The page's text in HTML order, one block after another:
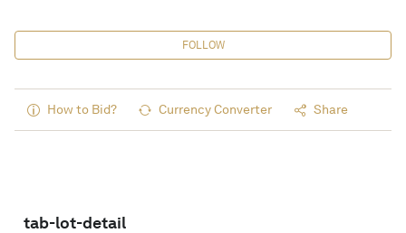
FOLLOW
How to Bid? Currency Converter Share
tab-lot-detail